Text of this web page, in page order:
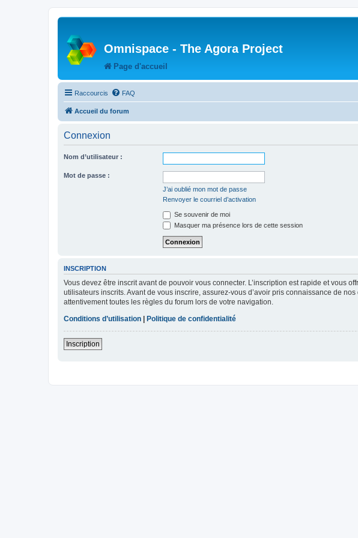
Omnispace - The Agora Project
Page d'accueil
Raccourcis FAQ
Accueil du forum
Connexion
Nom d’utilisateur :
Mot de passe :
J’ai oublié mon mot de passe
Renvoyer le courriel d’activation
Se souvenir de moi
Masquer ma présence lors de cette session
INSCRIPTION
Vous devez être inscrit avant de pouvoir vous connecter. L’inscription est rapide et vous
utilisateurs inscrits. Avant de vous inscrire, assurez-vous d’avoir pris connaissance de
attentivement toutes les règles du forum lors de votre navigation.
Conditions d’utilisation | Politique de confidentialité
Inscription